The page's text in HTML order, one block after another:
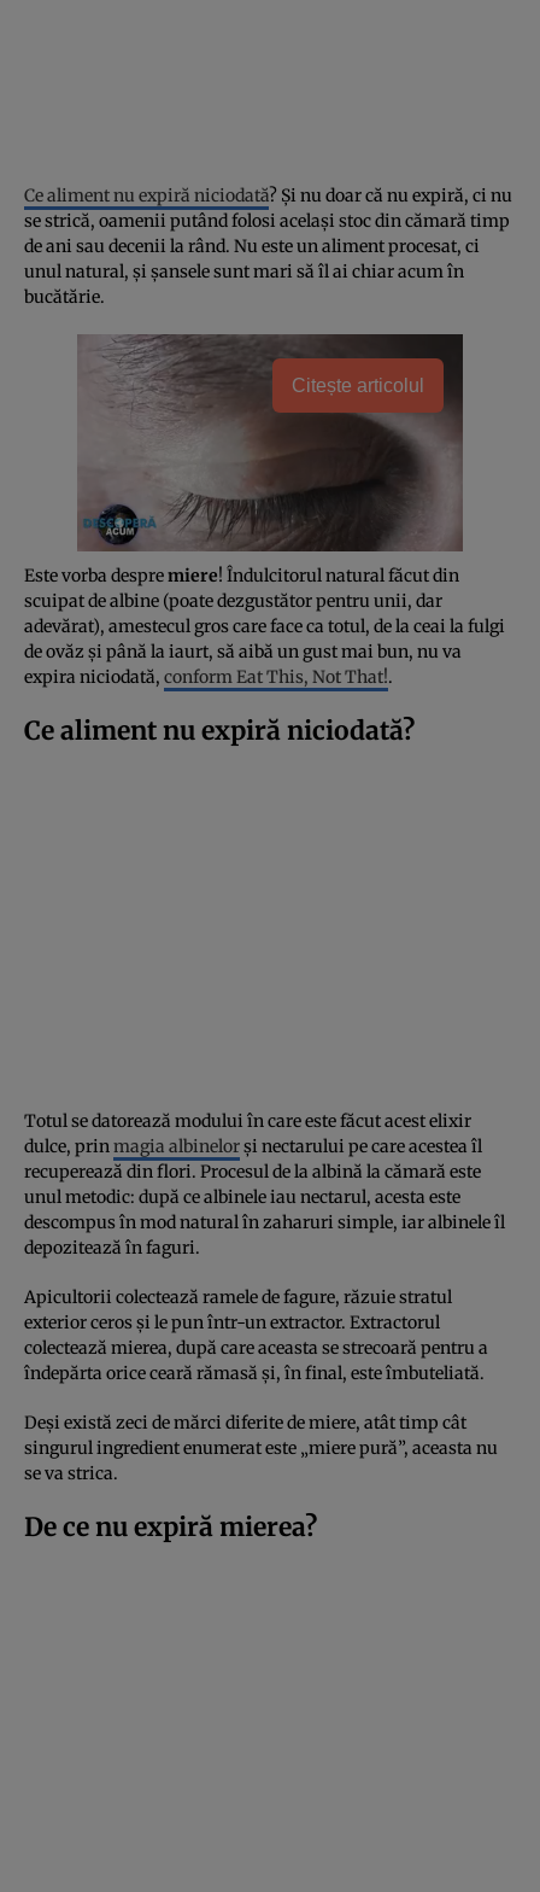
Ce aliment nu expiră niciodată? Și nu doar că nu expiră, ci nu
se strică, oamenii putând folosi același stoc din cămară timp
de ani sau decenii la rând. Nu este un aliment procesat, ci
unul natural, și șansele sunt mari să îl ai chiar acum în
bucătărie.
Citește articolul
Este vorba despremiere! Îndulcitorul natural făcut din
scuipat de albine (poate dezgustător pentru unii, dar
adevărat), amestecul gros care face ca totul, de la ceai la fulgi
de ovăz și până la iaurt, să aibă un gust mai bun, nu va
expira niciodată, conform Eat This, Not That!.
Ce aliment nu expiră niciodată?
Totul se datorează modului în care este făcut acest elixir
dulce, prinmagia albinelorși nectarului pe care acestea îl
recuperează din flori. Procesul de la albină la cămară este
unul metodic: după ce albinele iau nectarul, acesta este
descompus în mod natural în zaharuri simple, iar albinele îl
depozitează în faguri.
Apicultorii colectează ramele de fagure, răzuie stratul
exterior ceros și le pun într-un extractor. Extractorul
colectează mierea, după care aceasta se strecoară pentru a
îndepărta orice ceară rămasă și, în final, este îmbuteliată.
Deși există zeci de mărci diferite de miere, atât timp cât
singurul ingredient enumerat este „miere pură”, aceasta nu
se va strica.
De ce nu expiră mierea?